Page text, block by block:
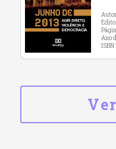
Ano